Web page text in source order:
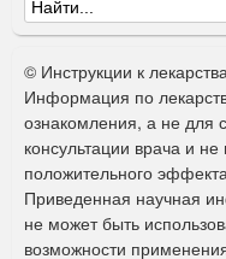
Ф
о
р
м
а
п
о
© Инструкции к
Информация по
ознакомления, а не для
консультации врача и
положительного
Приведенная научная
не может быть
возможности